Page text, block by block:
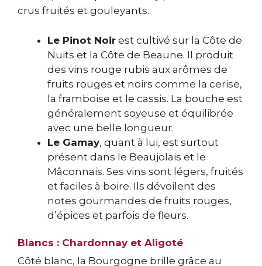
crus fruités et gouleyants.
Le Pinot Noir est cultivé sur la Côte de
Nuits et la Côte de Beaune. Il produit
des vins rouge rubis aux arômes de
fruits rouges et noirs comme la cerise,
la framboise et le cassis. La bouche est
généralement soyeuse et équilibrée
avec une belle longueur.
Le Gamay, quant à lui, est surtout
présent dans le Beaujolais et le
Mâconnais. Ses vins sont légers, fruités
et faciles à boire. Ils dévoilent des
notes gourmandes de fruits rouges,
d’épices et parfois de fleurs.
Blancs : Chardonnay et Aligoté
Côté blanc, la Bourgogne brille grâce au